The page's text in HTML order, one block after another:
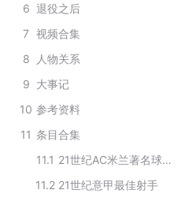
6 退役之后
7 视频合集
8
人物关系
9 大事记
10 参考资料
11 条目合集
11.1
21世纪AC米兰著名球员
11.2 21世纪意甲最佳射手